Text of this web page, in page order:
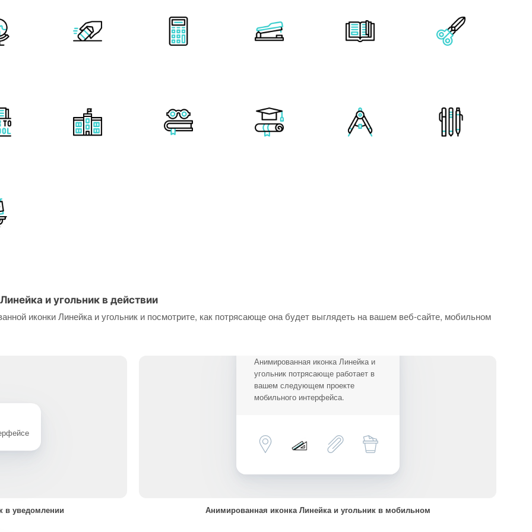
и угольник в действии
иконки Линейка и угольник и посмотрите, как потрясающе она будет выглядеть на вашем веб-сайте, мобильном
в уведомлении
Анимированная иконка Линейка и
угольник потрясающе работает в
вашем следующем проекте
мобильного интерфейса.
Анимированная иконка Линейка и угольник в мобильном